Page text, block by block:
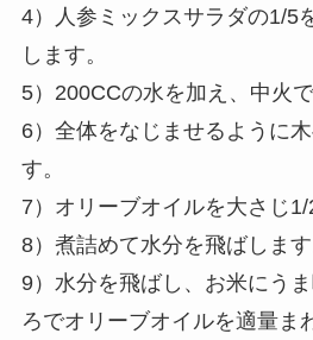
4）人参ミックスサラダの1/5
します。
5）200CCの水を加え、中火
6）全体をなじませるように
す。
7）オリーブオイルを大さじ1/
8）煮詰めて水分を飛ばします
9）水分を飛ばし、お米にう
ろでオリーブオイルを適量ま